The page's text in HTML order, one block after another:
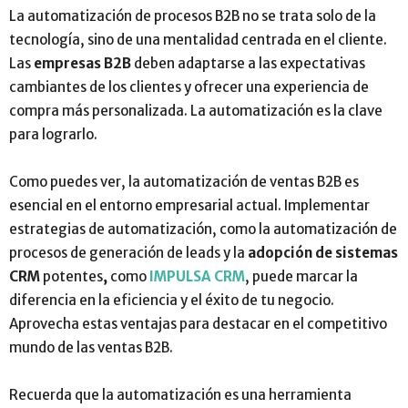
La automatización de procesos B2B no se trata solo de la
tecnología, sino de una mentalidad centrada en el cliente.
Las empresas B2B deben adaptarse a las expectativas
cambiantes de los clientes y ofrecer una experiencia de
compra más personalizada. La automatización es la clave
para lograrlo.
Como puedes ver, la automatización de ventas B2B es
esencial en el entorno empresarial actual. Implementar
estrategias de automatización, como la automatización de
procesos de generación de leads y la adopción de sistemas
CRM potentes, como IMPULSA CRM, puede marcar la
diferencia en la eficiencia y el éxito de tu negocio.
Aprovecha estas ventajas para destacar en el competitivo
mundo de las ventas B2B.
Recuerda que la automatización es una herramienta